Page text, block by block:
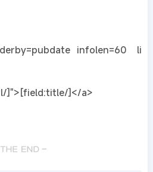
infolen=60 li
]">[field:title/]</a>